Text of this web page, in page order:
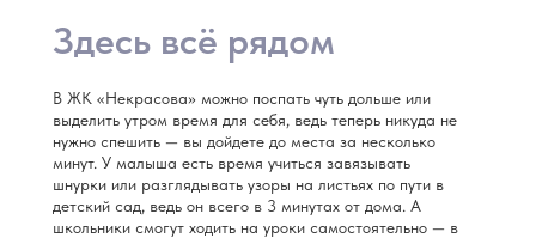
В ЖК «Некрасова» можно поспать чуть дольше или
выделить утром время для себя, ведь теперь никуда не
нужно спешить — вы дойдете до места за несколько
минут. У малыша есть время учиться завязывать
шнурки или разглядывать узоры на листьях по пути в
детский сад, ведь он всего в 3 минутах от дома. А
школьники смогут ходить на уроки самостоятельно — в
Здесь всё рядом